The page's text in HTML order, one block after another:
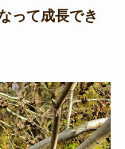
って成長でき